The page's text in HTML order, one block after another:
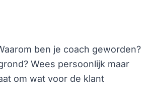
ben je coach geworden?
Wees persoonlijk maar
om wat voor de klant